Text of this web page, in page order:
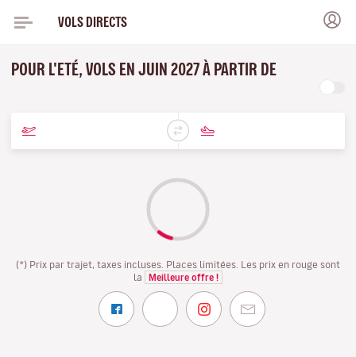
VOLS DIRECTS
POUR L'ETÉ, VOLS EN JUIN 2027 À PARTIR DE
(*) Prix par trajet, taxes incluses. Places limitées. Les prix en rouge sont
la
Meilleure offre !